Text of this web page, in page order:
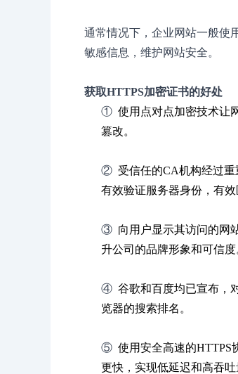
通常情况下，企业网站一般使
敏感信息，维护网站安全。
获取HTTPS加密证书的好处
① 使用点对点加密技术让
篡改。
② 受信任的CA机构经过
有效验证服务器身份，有
③ 向用户显示其访问的网
升公司的品牌形象和可信度
④ 谷歌和百度均已宣布，
览器的搜索排名。
⑤ 使用安全高速的HTTPS
更快，实现低延迟和高吞吐